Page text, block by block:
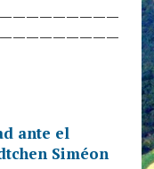
ante el
Siméon